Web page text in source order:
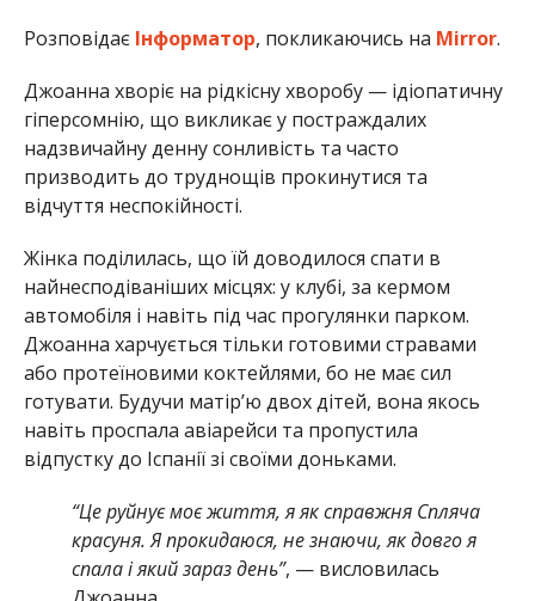
РозповідаєІнформатор, покликаючись на Mirror.
Джоанна хворіє на рідкісну хворобу — ідіопатичну
гіперсомнію, що викликає у постраждалих
надзвичайну денну сонливість та часто
призводить до труднощів прокинутися та
відчуття неспокійності.
Жінка поділилась, що їй доводилося спати в
найнесподіваніших місцях: у клубі, за кермом
автомобіля і навіть під час прогулянки парком.
Джоанна харчується тільки готовими стравами
або протеїновими коктейлями, бо не має сил
готувати. Будучи матір’ю двох дітей, вона якось
навіть проспала авіарейси та пропустила
відпустку до Іспанії зі своїми доньками.
“Це руйнує моє життя, я як справжня Спляча
красуня. Я прокидаюся, не знаючи, як довго я
спала і який зараз день”, — висловилась